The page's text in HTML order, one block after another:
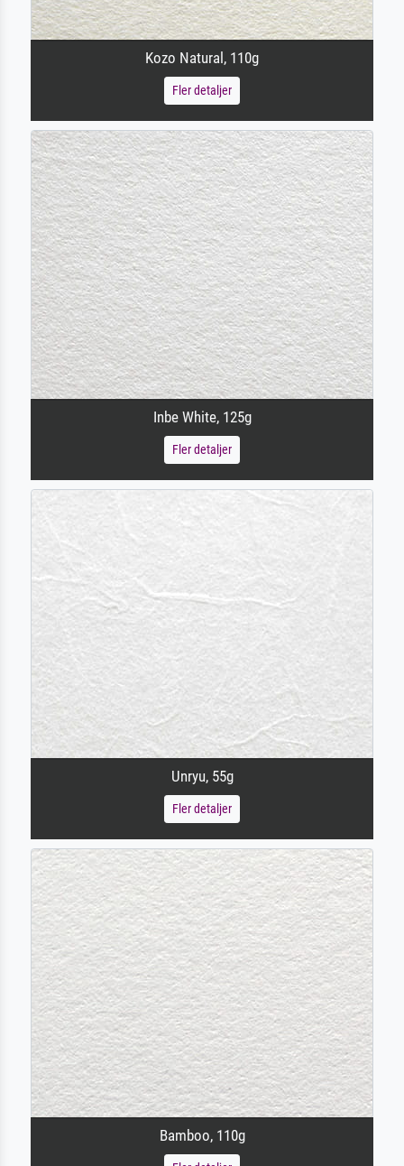
Kozo Natural, 110g
Fler detaljer
Inbe White, 125g
Fler detaljer
Unryu, 55g
Fler detaljer
Bamboo, 110g